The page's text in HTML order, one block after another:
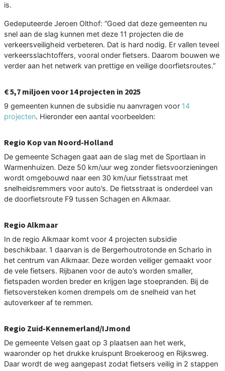
is.
Gedeputeerde Jeroen Olthof: “Goed dat deze gemeenten nu
snel aan de slag kunnen met deze 11 projecten die de
verkeersveiligheid verbeteren. Dat is hard nodig. Er vallen teveel
verkeersslachtoffers, vooral onder fietsers. Daarom bouwen we
verder aan het netwerk van prettige en veilige doorfietsroutes.”
€ 5,7 miljoen voor 14 projecten in 2025
9 gemeenten kunnen de subsidie nu aanvragen voor 14
projecten. Hieronder een aantal voorbeelden:
Regio Kop van Noord-Holland
De gemeente Schagen gaat aan de slag met de Sportlaan in
Warmenhuizen. Deze 50 km/uur weg zonder fietsvoorzieningen
wordt omgebouwd naar een 30 km/uur fietsstraat met
snelheidsremmers voor auto’s. De fietsstraat is onderdeel van
de doorfietsroute F9 tussen Schagen en Alkmaar.
Regio Alkmaar
In de regio Alkmaar komt voor 4 projecten subsidie
beschikbaar. 1 daarvan is de Bergerhoutrotonde en Scharlo in
het centrum van Alkmaar. Deze worden veiliger gemaakt voor
de vele fietsers. Rijbanen voor de auto’s worden smaller,
fietspaden worden breder en krijgen lage stoepranden. Bij de
fietsoversteken komen drempels om de snelheid van het
autoverkeer af te remmen.
Regio Zuid-Kennemerland/IJmond
De gemeente Velsen gaat op 3 plaatsen aan het werk,
waaronder op het drukke kruispunt Broekeroog en Rijksweg.
Daar wordt de weg aangepast zodat fietsers veilig in 2 stappen